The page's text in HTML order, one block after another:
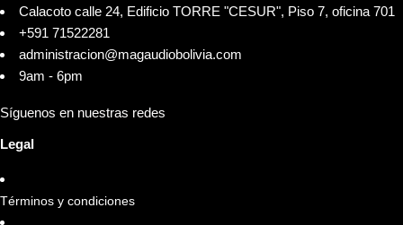
Calacoto calle 24, Edificio TORRE "CESUR", Piso 7, oficina 701
+591 71522281
administracion@magaudiobolivia.com
9am - 6pm
Síguenos en nuestras redes
Legal
Términos y condiciones